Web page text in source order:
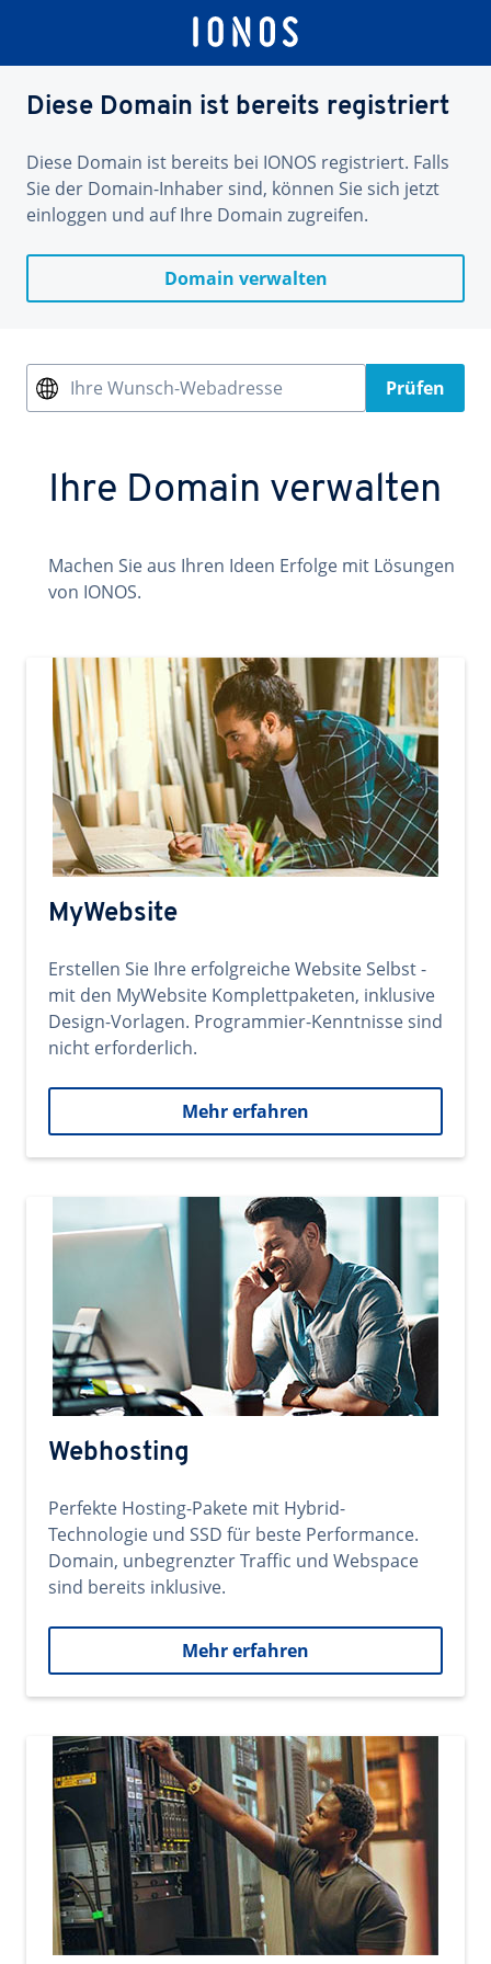
Diese Domain ist bereits registriert
Diese Domain ist bereits bei IONOS registriert. Falls
Sie der Domain-Inhaber sind, können Sie sich jetzt
einloggen und auf Ihre Domain zugreifen.
Domain verwalten
Ihre Wunsch-Webadresse Prüfen
Ihre Domain verwalten
Machen Sie aus Ihren Ideen Erfolge mit Lösungen
von IONOS.
MyWebsite
Erstellen Sie Ihre erfolgreiche Website Selbst -
mit den MyWebsite Komplettpaketen, inklusive
Design-Vorlagen. Programmier-Kenntnisse sind
nicht erforderlich.
Mehr erfahren
Webhosting
Perfekte Hosting-Pakete mit Hybrid-
Technologie und SSD für beste Performance.
Domain, unbegrenzter Traffic und Webspace
sind bereits inklusive.
Mehr erfahren